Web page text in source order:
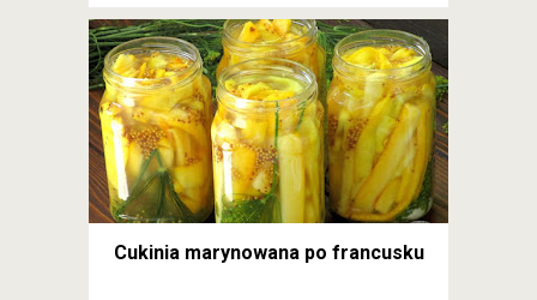
Cukinia marynowana po francusku